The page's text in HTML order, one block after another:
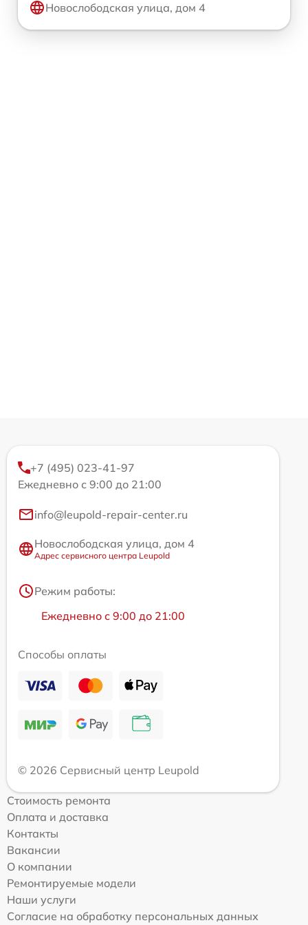
Новослободская улица, дом 4
+7 (495) 023-41-97
Ежедневно с 9:00 до 21:00
info@leupold-repair-center.ru
Новослободская улица, дом 4
Адрес сервисного центра Leupold
Режим работы:
Ежедневно с 9:00 до 21:00
Способы оплаты
© 2026 Сервисный центр Leupold
Стоимость ремонта
Оплата и доставка
Контакты
Вакансии
О компании
Ремонтируемые модели
Наши услуги
Согласие на обработку персональных данных